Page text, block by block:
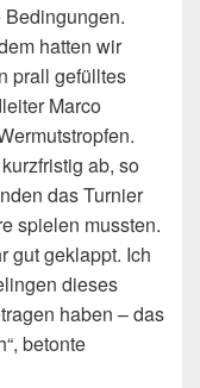
Bedingungen.
hatten wir
prall gefülltes
Marco
ab, so
das Turnier
spielen mussten.
gut geklappt. Ich
dieses
haben – das
betonte